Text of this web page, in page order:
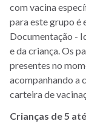
com vacina
para este grupo é
Documentação -
e da criança. Os
presentes no
acompanhando a
carteira de
Crianças de 5